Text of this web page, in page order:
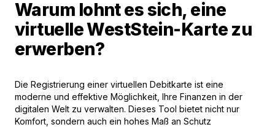
Warum lohnt es sich, eine
virtuelle WestStein-Karte zu
erwerben?
Die Registrierung einer virtuellen Debitkarte ist eine
moderne und effektive Möglichkeit, Ihre Finanzen in der
digitalen Welt zu verwalten. Dieses Tool bietet nicht nur
Komfort, sondern auch ein hohes Maß an Schutz